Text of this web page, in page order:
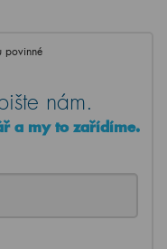
povinné
nám.
a my to zařídíme.